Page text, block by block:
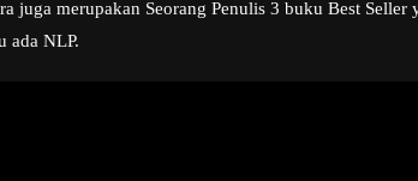
juga merupakan Seorang Penulis 3 buku Best Seller
ada NLP.